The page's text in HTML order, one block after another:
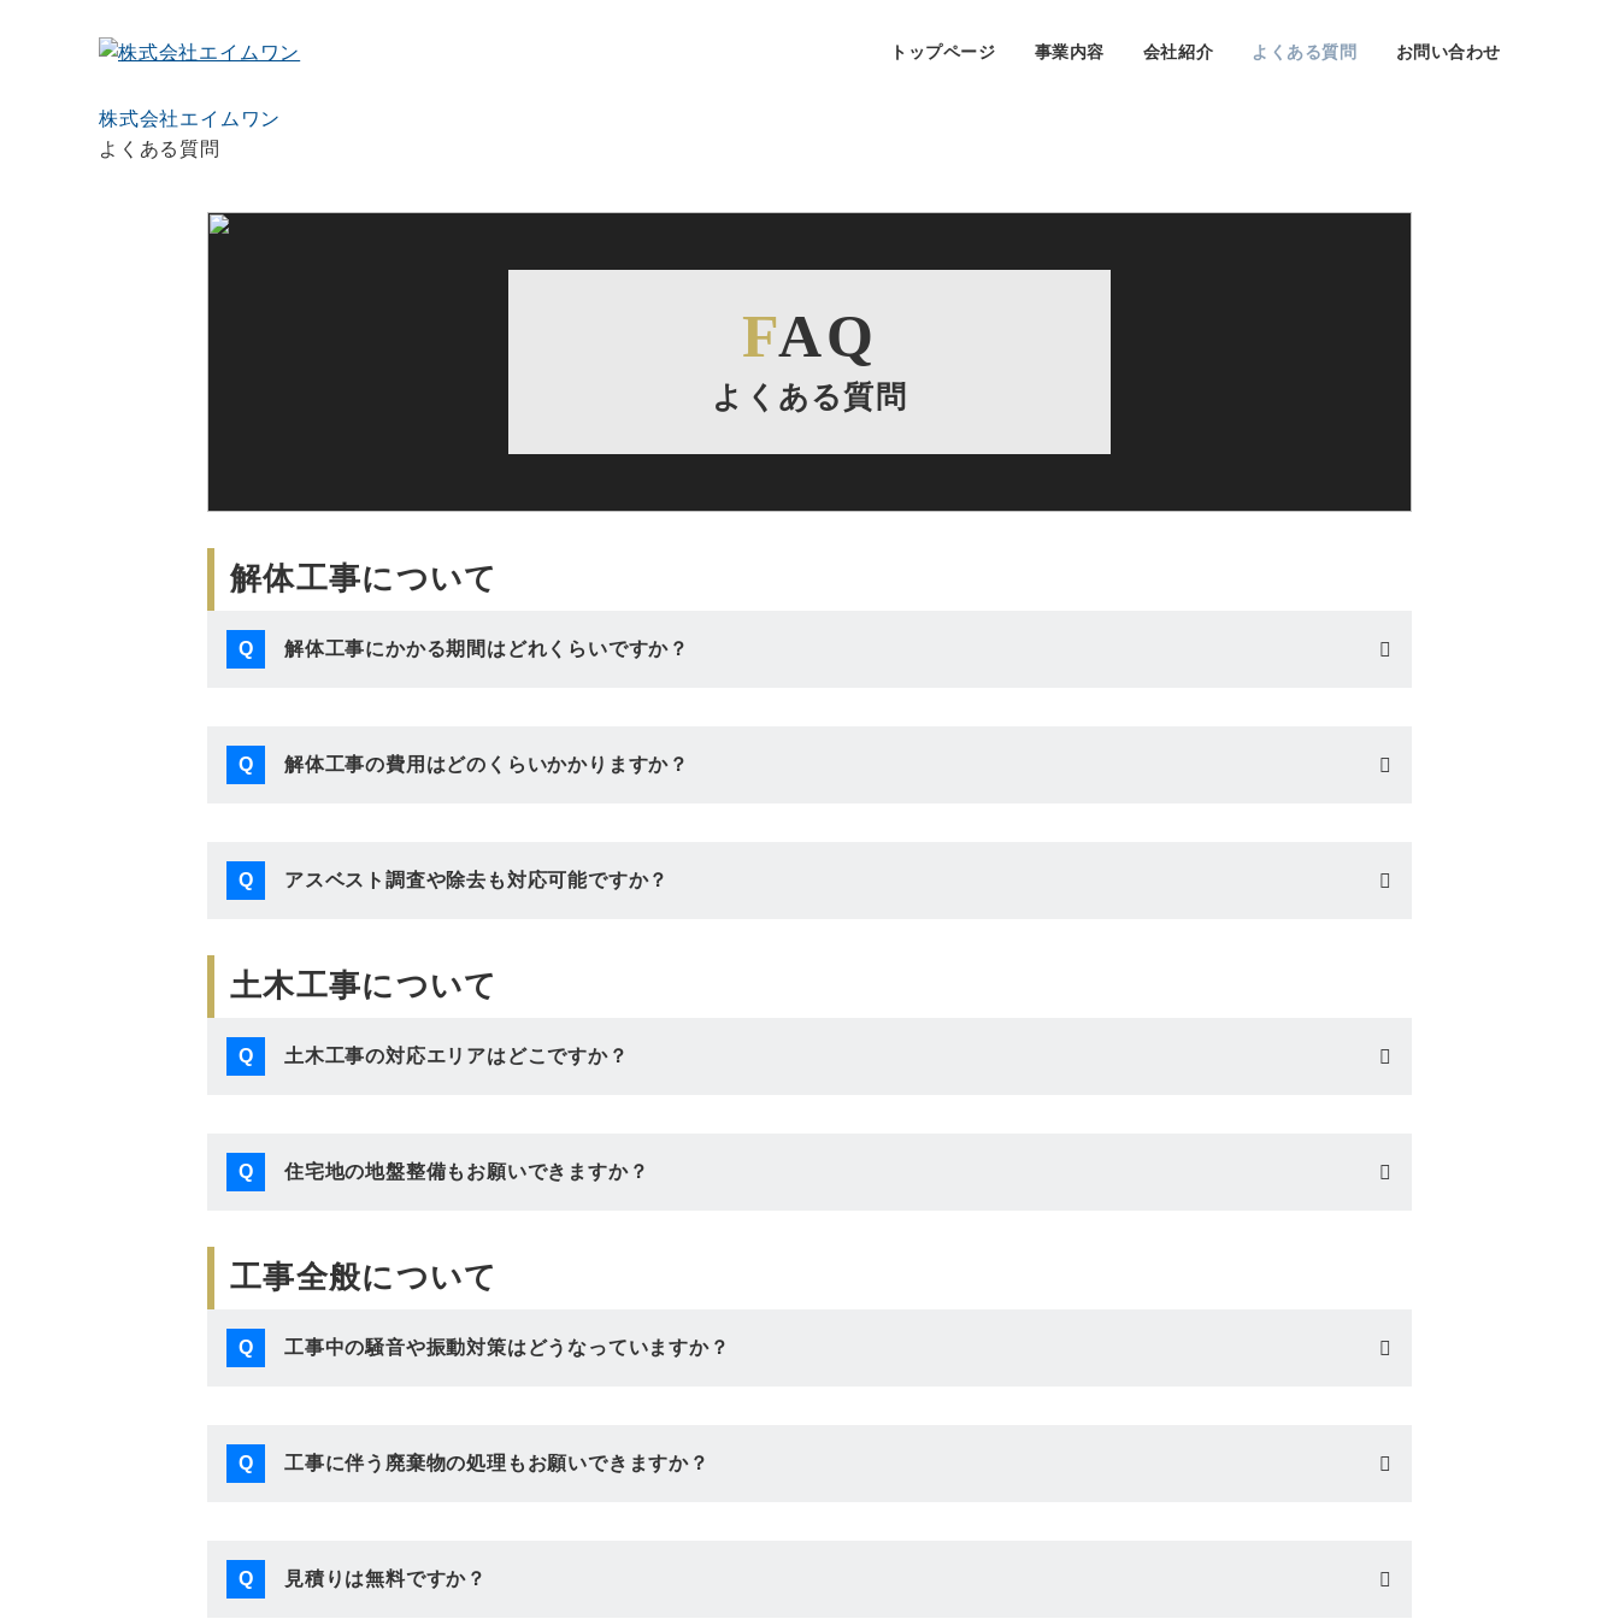
トップページ 事業内容 会社紹介 よくある質問 お問い合わせ
株式会社エイムワン
よくある質問
FAQ
よくある質問
解体工事について
Q 解体工事にかかる期間はどれくらいですか？
Q 解体工事の費用はどのくらいかかりますか？
Q アスベスト調査や除去も対応可能ですか？
土木工事について
Q 土木工事の対応エリアはどこですか？
Q 住宅地の地盤整備もお願いできますか？
工事全般について
Q 工事中の騒音や振動対策はどうなっていますか？
Q 工事に伴う廃棄物の処理もお願いできますか？
Q 見積りは無料ですか？